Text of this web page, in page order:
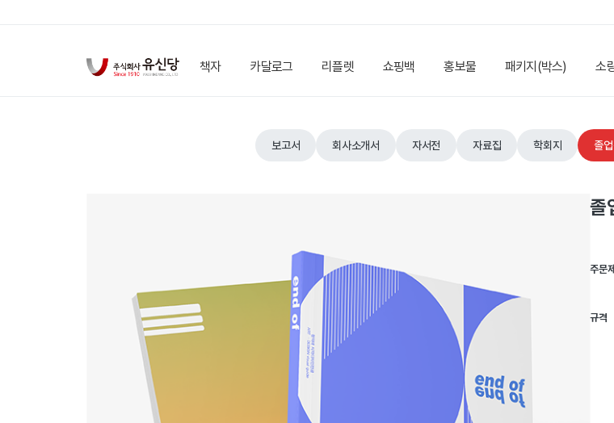
책자 카달로그 리플렛 쇼핑백 홍보물 패키지(박스) 소
보고서 회사소개서 자서전 자료집 학회지 졸
졸
주문
규격